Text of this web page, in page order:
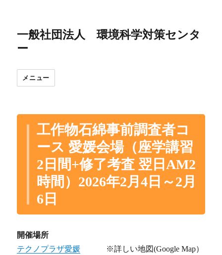
一般社団法人 環境科学対策センタ
ー
メニュー
工作物石綿事前調査者コ
ース 愛媛会場（座学講習
2日間+修了考査 翌日AM2
時間）2026年2月4日～2月
6日
開催場所
テクノプラザ愛媛 ※詳しい地図(Google Map）